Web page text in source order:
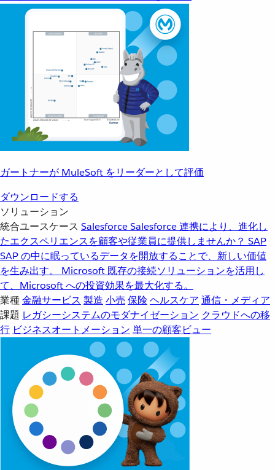
ガートナーが MuleSoft をリーダーとして評価
ダウンロードする
ソリューション
統合ユースケース SalesforceSalesforce 連携により、進化し
たエクスペリエンスを顧客や従業員に提供しませんか？ SAP
SAP の中に眠っているデータを開放することで、新しい価値
を生み出す。
Microsoft 既存の接続ソリューションを活用し
て、Microsoft への投資効果を最大化する。
業種金融サービス 製造 小売 保険 ヘルスケア 通信・メディア
課題 レガシーシステムのモダナイゼーション クラウドへの移
行 ビジネスオートメーション 単一の顧客ビュー